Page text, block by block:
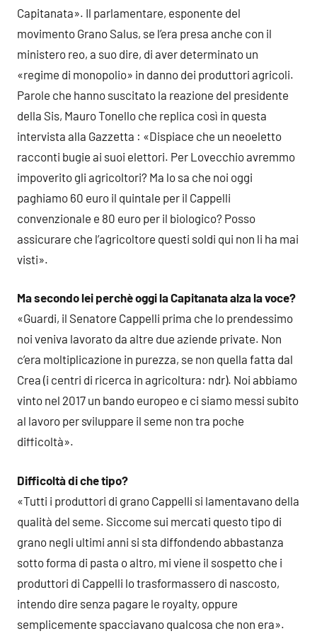
Capitanata». Il parlamentare, esponente del
movimento Grano Salus, se l’era presa anche con il
ministero reo, a suo dire, di aver determinato un
«regime di monopolio» in danno dei produttori agricoli.
Parole che hanno suscitato la reazione del presidente
della Sis, Mauro Tonello che replica così in questa
intervista alla Gazzetta : «Dispiace che un neoeletto
racconti bugie ai suoi elettori. Per Lovecchio avremmo
impoverito gli agricoltori? Ma lo sa che noi oggi
paghiamo 60 euro il quintale per il Cappelli
convenzionale e 80 euro per il biologico? Posso
assicurare che l’agricoltore questi soldi qui non li ha mai
visti».
Ma secondo lei perchè oggi la Capitanata alza la voce?
«Guardi, il Senatore Cappelli prima che lo prendessimo
noi veniva lavorato da altre due aziende private. Non
c’era moltiplicazione in purezza, se non quella fatta dal
Crea (i centri di ricerca in agricoltura: ndr). Noi abbiamo
vinto nel 2017 un bando europeo e ci siamo messi subito
al lavoro per sviluppare il seme non tra poche
difficoltà».
Difficoltà di che tipo?
«Tutti i produttori di grano Cappelli si lamentavano della
qualità del seme. Siccome sui mercati questo tipo di
grano negli ultimi anni si sta diffondendo abbastanza
sotto forma di pasta o altro, mi viene il sospetto che i
produttori di Cappelli lo trasformassero di nascosto,
intendo dire senza pagare le royalty, oppure
semplicemente spacciavano qualcosa che non era».